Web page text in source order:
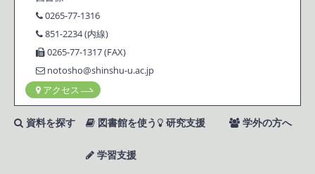
0265-77-1316
851-2234 (内線)
0265-77-1317 (FAX)
notosho@shinshu-u.ac.jp
アクセス
資料を探す 図書館を使う
学習支援
研究支援 学外の方へ